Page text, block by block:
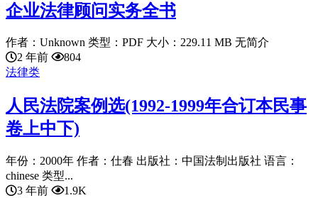
企业法律顾问实务全书
作者：Unknown 类型：PDF 大小：229.11 MB 无简介
2 年前
804
法律类
人民法院案例选(1992-1999年合订本民事
卷上中下)
年份：2000年 作者：仕春 出版社：中国法制出版社 语言：
chinese 类型...
3 年前
1.9K